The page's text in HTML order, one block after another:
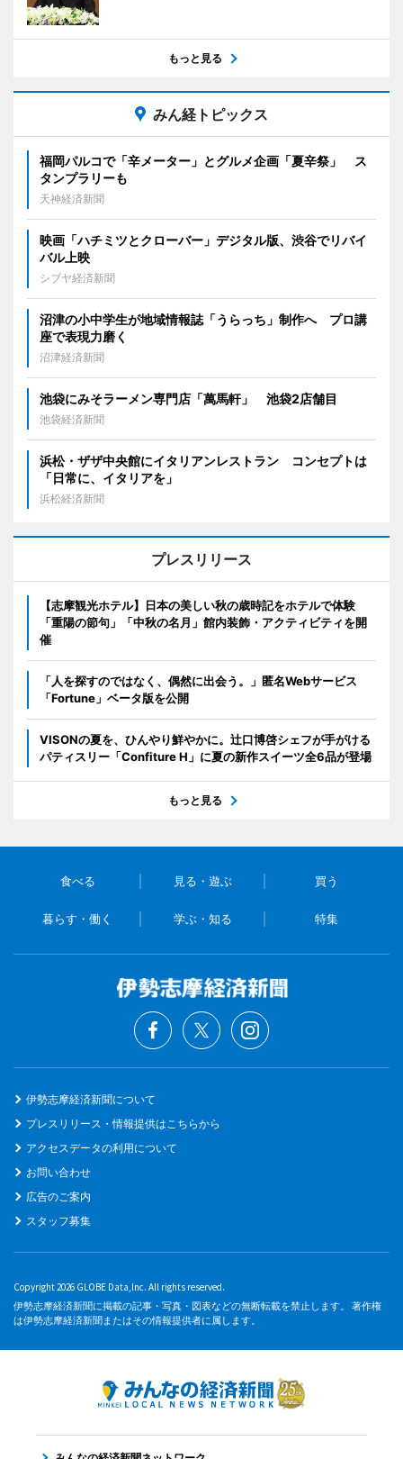
もっと見る
みん経トピックス
福岡パルコで「辛メーター」とグルメ企画「夏辛祭」 ス
タンプラリーも
天神経済新聞
映画「ハチミツとクローバー」デジタル版、渋谷でリバイ
バル上映
シブヤ経済新聞
沼津の小中学生が地域情報誌「うらっち」制作へ プロ講
座で表現力磨く
沼津経済新聞
池袋にみそラーメン専門店「萬馬軒」 池袋2店舗目
池袋経済新聞
浜松・ザザ中央館にイタリアンレストラン コンセプトは
「日常に、イタリアを」
浜松経済新聞
プレスリリース
【志摩観光ホテル】日本の美しい秋の歳時記をホテルで体験
「重陽の節句」「中秋の名月」館内装飾・アクティビティを開
催
「人を探すのではなく、偶然に出会う。」匿名Webサービス
「Fortune」ベータ版を公開
VISONの夏を、ひんやり鮮やかに。辻口博啓シェフが手がける
パティスリー「Confiture H」に夏の新作スイーツ全6品が登場
もっと見る
食べる 見る・遊ぶ 買う
暮らす・働く 学ぶ・知る 特集
伊勢志摩経済新聞について
プレスリリース・情報提供はこちらから
アクセスデータの利用について
お問い合わせ
広告のご案内
スタッフ募集
Copyright 2026 GLOBE Data,Inc. All rights reserved.
伊勢志摩経済新聞に掲載の記事・写真・図表などの無断転載を禁止します。 著作権
は伊勢志摩経済新聞またはその情報提供者に属します。